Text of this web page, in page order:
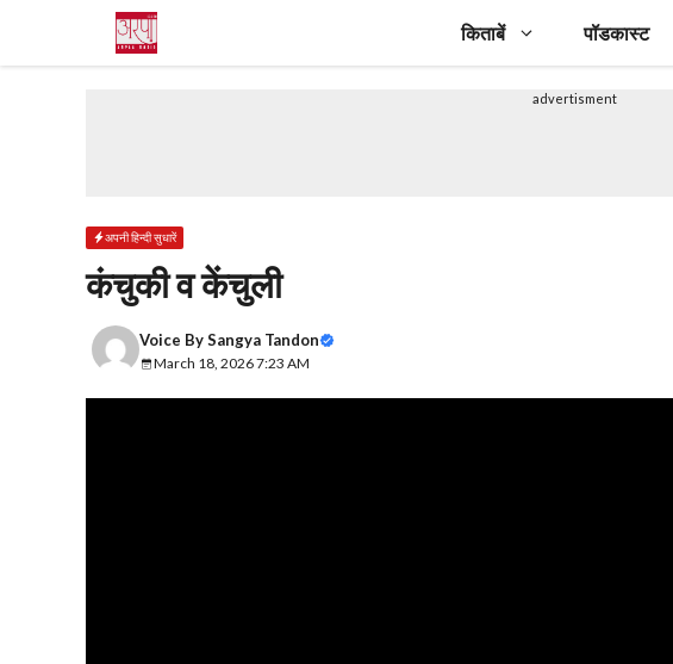
content
किताबें पॉडकास्ट
advertisment
अपनी हिन्दी सुधारें
कंचुकी व केंचुली
Voice BySangya Tandon
March 18, 2026 7:23 AM